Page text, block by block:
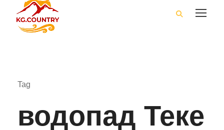
Tag
водопад Теке